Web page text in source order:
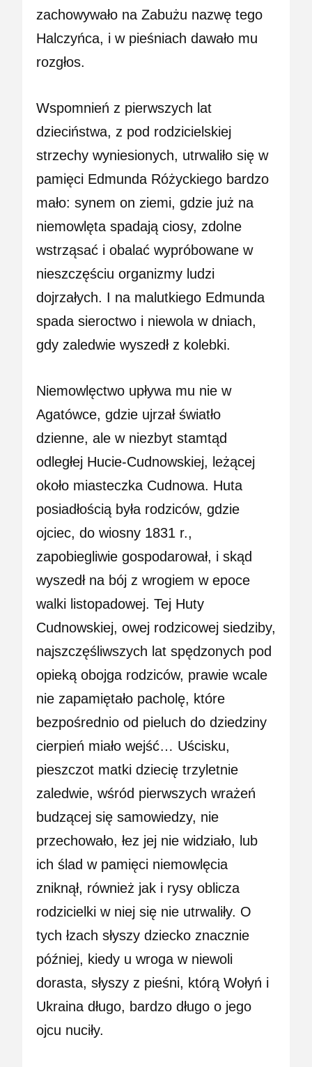
zachowywało na Zabużu nazwę tego
Halczyńca, i w pieśniach dawało mu
rozgłos.
Wspomnień z pierwszych lat
dzieciństwa, z pod rodzicielskiej
strzechy wyniesionych, utrwaliło się w
pamięci Edmunda Różyckiego bardzo
mało: synem on ziemi, gdzie już na
niemowlęta spadają ciosy, zdolne
wstrząsać i obalać wypróbowane w
nieszczęściu organizmy ludzi
dojrzałych. I na malutkiego Edmunda
spada sieroctwo i niewola w dniach,
gdy zaledwie wyszedł z kolebki.
Niemowlęctwo upływa mu nie w
Agatówce, gdzie ujrzał światło
dzienne, ale w niezbyt stamtąd
odległej Hucie-Cudnowskiej, leżącej
około miasteczka Cudnowa. Huta
posiadłością była rodziców, gdzie
ojciec, do wiosny 1831 r.,
zapobiegliwie gospodarował, i skąd
wyszedł na bój z wrogiem w epoce
walki listopadowej. Tej Huty
Cudnowskiej, owej rodzicowej siedziby,
najszczęśliwszych lat spędzonych pod
opieką obojga rodziców, prawie wcale
nie zapamiętało pacholę, które
bezpośrednio od pieluch do dziedziny
cierpień miało wejść… Uścisku,
pieszczot matki dziecię trzyletnie
zaledwie, wśród pierwszych wrażeń
budzącej się samowiedzy, nie
przechowało, łez jej nie widziało, lub
ich ślad w pamięci niemowlęcia
zniknął, również jak i rysy oblicza
rodzicielki w niej się nie utrwaliły. O
tych łzach słyszy dziecko znacznie
później, kiedy u wroga w niewoli
dorasta, słyszy z pieśni, którą Wołyń i
Ukraina długo, bardzo długo o jego
ojcu nuciły.